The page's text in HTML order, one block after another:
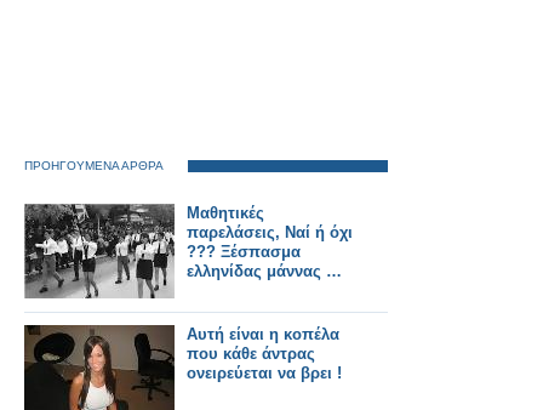
ΠΡΟΗΓΟΥΜΕΝΑ ΑΡΘΡΑ
Mαθητικές
παρελάσεις, Ναί ή όχι
??? Ξέσπασμα
ελληνίδας μάννας …
Αυτή είναι η κοπέλα
που κάθε άντρας
ονειρεύεται να βρει !